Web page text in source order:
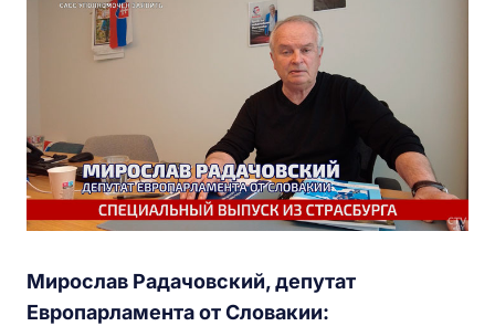
Мирослав Радачовский, депутат
Европарламента от Словакии: